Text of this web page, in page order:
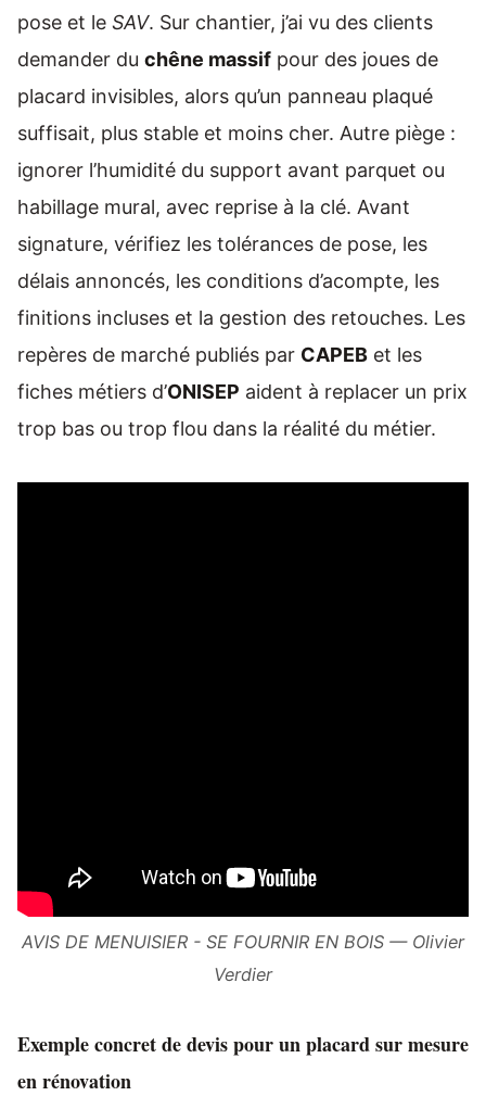
pose et le SAV. Sur chantier, j’ai vu des clients
demander du chêne massif pour des joues de
placard invisibles, alors qu’un panneau plaqué
suffisait, plus stable et moins cher. Autre piège :
ignorer l’humidité du support avant parquet ou
habillage mural, avec reprise à la clé. Avant
signature, vérifiez les tolérances de pose, les
délais annoncés, les conditions d’acompte, les
finitions incluses et la gestion des retouches. Les
repères de marché publiés par CAPEB et les
fiches métiers d’ONISEP aident à replacer un prix
trop bas ou trop flou dans la réalité du métier.
AVIS DE MENUISIER - SE FOURNIR EN BOIS — Olivier
Verdier
Exemple concret de devis pour un placard sur mesure
en rénovation